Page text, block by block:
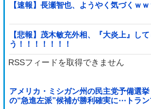
【速報】長瀬智也、ようやく気づくｗ
【悲報】茂木敏充外相、『大炎上』して
う！！！！！！！
RSSフィードを取得できません
アメリカ・ミシガン州の民主党予備選
の“急進左派”候補が勝利確実に⋯トラン